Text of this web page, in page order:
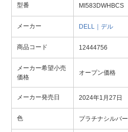
型番 MI583DWHBCS
メーカー DELL｜デル
商品コード 12444756
メーカー希望小売
価格
オープン価格
メーカー発売日 2024年1月27日
色 プラチナシルバー